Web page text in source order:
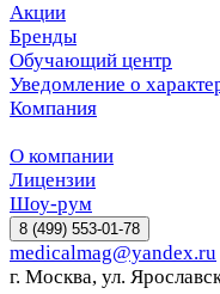
Акции
Бренды
Обучающий центр
Уведомление о
Компания
О компании
Лицензии
Шоу-рум
8 (499) 553-01-78
medicalmag@yandex.ru
г. Москва, ул.